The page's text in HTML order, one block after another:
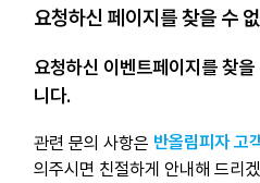
요청하신 페이지를 찾을 수
요청하신 이벤트페이지를 찾
니다.
관련 문의 사항은 반올림피자
의주시면 친절하게 안내해 드리